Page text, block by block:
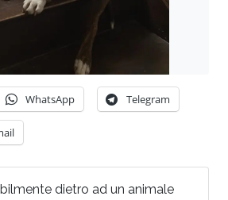
WhatsApp Telegram
dietro ad un animale